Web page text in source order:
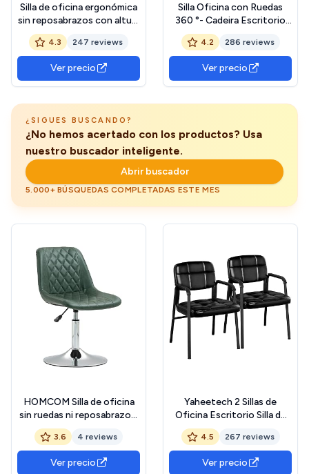
Silla de oficina ergonómica
sin reposabrazos con altura
ajustable, respaldo
acolchado y ruedas
giratorias | Diseño
compacto, funcional y
cómodo para escritorio,
4.3 247 reviews
Ver precio
Silla Oficina con Ruedas
360 °- Cadeira Escritorio
para Sala de Estudio - Fácil
de Montar y Base Cromada
4.2 286 reviews
Ver precio
¿SIGUES BUSCANDO?
¿No hemos acertado con los productos? Usa
nuestro buscador inteligente.
Abrir buscador
5.000+ BÚSQUEDAS COMPLETADAS ESTE MES
HOMCOM Silla de oficina
sin ruedas ni reposabrazos,
silla de oficina giratoria con
base de acero, regulable en
altura, silla ergonómica de
piel sintética, verde
3.6 4 reviews
Ver precio
Yaheetech 2 Sillas de
Oficina Escritorio Silla de
Recepción Sillón para
Conferencia Sala Tapizada
MAX Capacidad 135 KG
Negro
4.5 267 reviews
Ver precio